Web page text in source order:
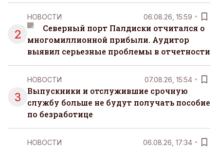
2
НОВОСТИ 06.08.26, 15:59
Северный порт Палдиски отчитался о
многомиллионной прибыли. Аудитор
выявил серьезные проблемы в отчетности
3
НОВОСТИ 07.08.26, 15:54
Выпускники и отслужившие срочную
службу больше не будут получать пособие
по безработице
НОВОСТИ 06.08.26, 17:34